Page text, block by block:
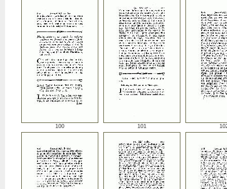
100 101